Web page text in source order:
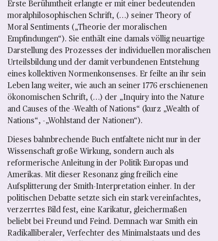
Erste Berühmtheit erlangte er mit einer bedeutenden
moralphilosophischen Schrift, (…) seiner Theory of
Moral Sentiments („Theorie der moralischen
Empfindungen“). Sie enthält eine damals völlig neuartige
Darstellung des Prozesses der individuellen moralischen
Urteilsbildung und der damit verbundenen Entstehung
eines kollektiven Normenkonsenses. Er feilte an ihr sein
Leben lang weiter, wie auch an seiner 1776 erschienenen
ökonomischen Schrift, (…) der „Inquiry into the Nature
and Causes of the -Wealth of Nations“ (kurz „Wealth of
Nations“, -„Wohlstand der Nationen“).
Dieses bahnbrechende Buch entfaltete nicht nur in der
Wissenschaft große Wirkung, sondern auch als
reformerische Anleitung in der Politik Europas und
Amerikas. Mit dieser Resonanz ging freilich eine
Aufsplitterung der Smith-Interpretation einher. In der
politischen Debatte setzte sich ein stark vereinfachtes,
verzerrtes Bild fest, eine Karikatur, gleichermaßen
beliebt bei Freund und Feind. Demnach war Smith ein
Radikalliberaler, Verfechter des Minimalstaats und des